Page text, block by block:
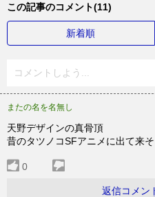
この記事のコメント(11)
新着順
コメントしよう...
またの名を名無し
天野デザインの真骨頂
昔のタツノコSFアニメに出て来そ
0
返信コメン